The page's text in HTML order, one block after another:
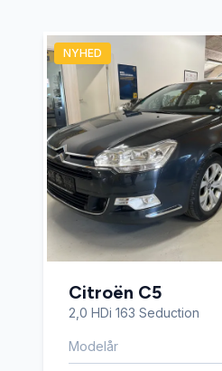
Tonede ruder
NYHED
Citroën C5
2,0 HDi 163 Seduction
Modelår